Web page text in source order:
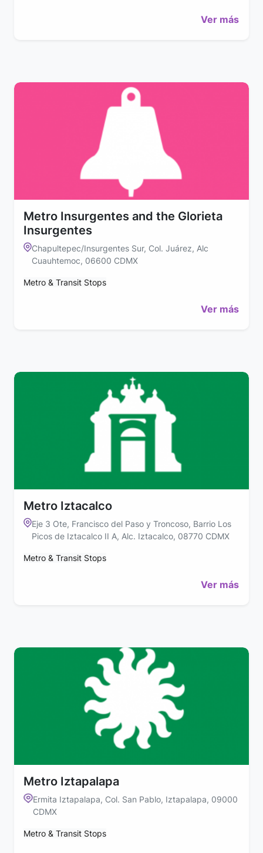
Ver más
Metro Insurgentes and the Glorieta
Insurgentes
Chapultepec/Insurgentes Sur, Col. Juárez, Alc
Cuauhtemoc, 06600 CDMX
Metro & Transit Stops
Ver más
Metro Iztacalco
Eje 3 Ote, Francisco del Paso y Troncoso, Barrio Los
Picos de Iztacalco II A, Alc. Iztacalco, 08770 CDMX
Metro & Transit Stops
Ver más
Metro Iztapalapa
Ermita Iztapalapa, Col. San Pablo, Iztapalapa, 09000
CDMX
Metro & Transit Stops